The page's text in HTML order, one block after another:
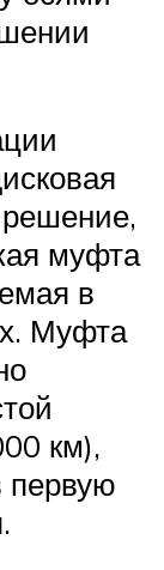
муфта
в
Муфта
км),
первую